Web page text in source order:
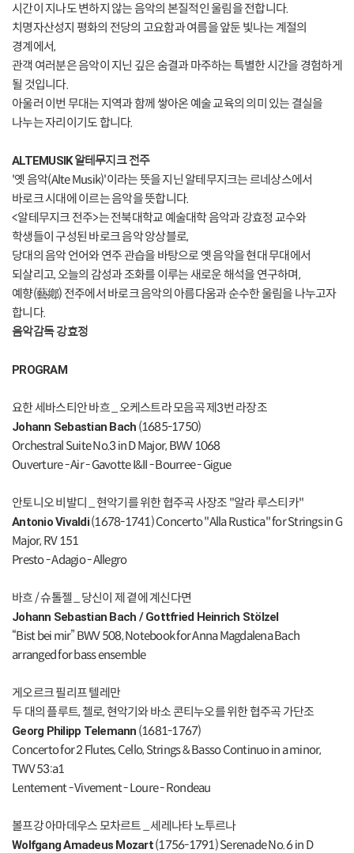
시간이 지나도 변하지 않는 음악의 본질적인 울림을 전합니다.
치명자산성지 평화의 전당의 고요함과 여름을 앞둔 빛나는 계절의
경계에서,
관객 여러분은 음악이 지닌 깊은 숨결과 마주하는 특별한 시간을 경험하게
될 것입니다.
아울러 이번 무대는 지역과 함께 쌓아온 예술 교육의 의미 있는 결실을
나누는 자리이기도 합니다.
ALTEMUSIK 알테무지크 전주
'옛 음악(Alte Musik)'이라는 뜻을 지닌 알테무지크는 르네상스에서
바로크 시대에 이르는 음악을 뜻합니다.
<알테무지크 전주>는 전북대학교 예술대학 음악과 강효정 교수와
학생들이 구성된 바로크 음악 앙상블로,
당대의 음악 언어와 연주 관습을 바탕으로 옛 음악을 현대 무대에서
되살리고, 오늘의 감성과 조화를 이루는 새로운 해석을 연구하며,
예향(藝鄕) 전주에서 바로크 음악의 아름다움과 순수한 울림을 나누고자
합니다.
음악감독 강효정
PROGRAM
요한 세바스티안 바흐 _ 오케스트라 모음곡 제3번 라장조
Johann Sebastian Bach (1685-1750)
Orchestral Suite No.3 in D Major, BWV 1068
Ouverture - Air - Gavotte I&II - Bourree - Gigue
안토니오 비발디 _ 현악기를 위한 협주곡 사장조 "알라 루스티카"
Antonio Vivaldi(1678-1741) Concerto "Alla Rustica" for Strings in G
Major, RV 151
Presto - Adagio - Allegro
바흐 / 슈톨젤 _ 당신이 제 곁에 계신다면
Johann Sebastian Bach / Gottfried Heinrich Stölzel
“Bist bei mir” BWV 508, Notebook for Anna Magdalena Bach
arranged for bass ensemble
게오르크 필리프 텔레만
두 대의 플루트, 첼로, 현악기와 바소 콘티누오를 위한 협주곡 가단조
Georg Philipp Telemann (1681-1767)
Concerto for 2 Flutes, Cello, Strings & Basso Continuo in a minor,
TWV 53:a1
Lentement - Vivement - Loure - Rondeau
볼프강 아마데우스 모차르트 _ 세레나타 노투르나
Wolfgang Amadeus Mozart(1756-1791) Serenade No. 6 in D